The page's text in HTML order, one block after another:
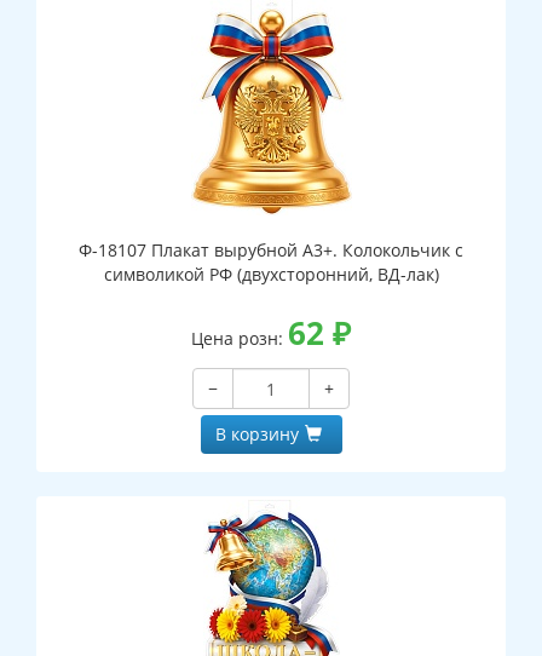
Ф-18107 Плакат вырубной А3+. Колокольчик с
символикой РФ (двухсторонний, ВД-лак)
Цена розн: 62 ₽
−
+
В корзину